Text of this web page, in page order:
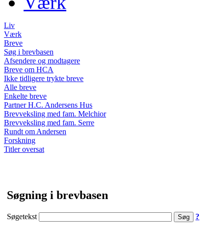
Liv
Værk
Breve
Søg i brevbasen
Afsendere og modtagere
Breve om HCA
Ikke tidligere trykte breve
Alle breve
Enkelte breve
Partner H.C. Andersens Hus
Brevveksling med fam. Melchior
Brevveksling med fam. Serre
Rundt om Andersen
Forskning
Titler oversat
Søgning i brevbasen
Søgetekst ?